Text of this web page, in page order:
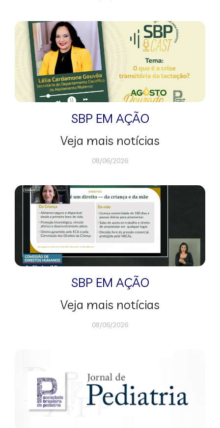
SBP EM AÇÃO
Veja mais notícias
08/06/2026
SBP EM AÇÃO
Veja mais notícias
08/06/2026